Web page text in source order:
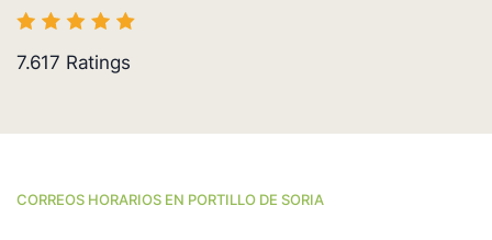
7.617 Ratings
CORREOS HORARIOS EN PORTILLO DE SORIA